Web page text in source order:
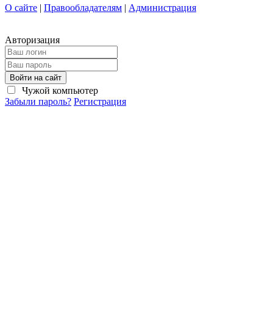
О сайте | Правообладателям | Администрация
Авторизация
Войти на сайт
Чужой компьютер
Забыли пароль? Регистрация